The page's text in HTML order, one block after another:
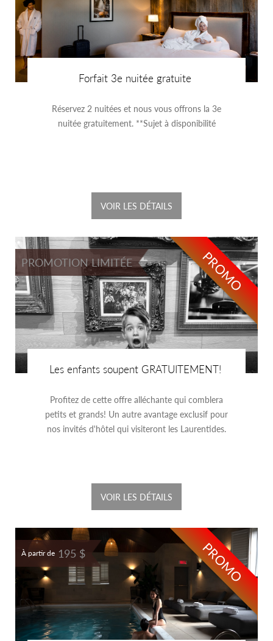
Forfait 3e nuitée gratuite
Réservez 2 nuitées et nous vous offrons la 3e
nuitée gratuitement. **Sujet à disponibilité
VOIR LES DÉTAILS
PROMO
PROMOTION LIMITÉE
Les enfants soupent GRATUITEMENT!
Profitez de cette offre alléchante qui comblera
petits et grands! Un autre avantage exclusif pour
nos invités d'hôtel qui visiteront les Laurentides.
VOIR LES DÉTAILS
PROMO
À partir de 195 $